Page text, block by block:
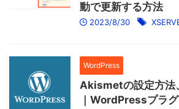
動で更新する方法
2023/8/30
WordPress
Akismetの設定方法
｜WordPressプラ